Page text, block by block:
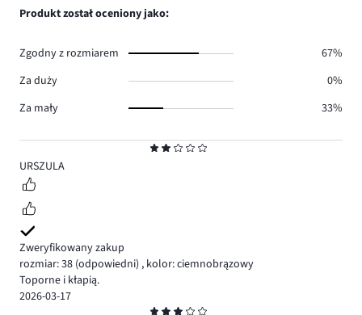
2
URSZULA
Zweryfikowany zakup
rozmiar: 38 (odpowiedni) , kolor: ciemnobrązowy
Toporne i kłapią.
2026-03-17
Produkt został oceniony jako:
Zgodny z rozmiarem
67%
Za duży
0%
Za mały
33%